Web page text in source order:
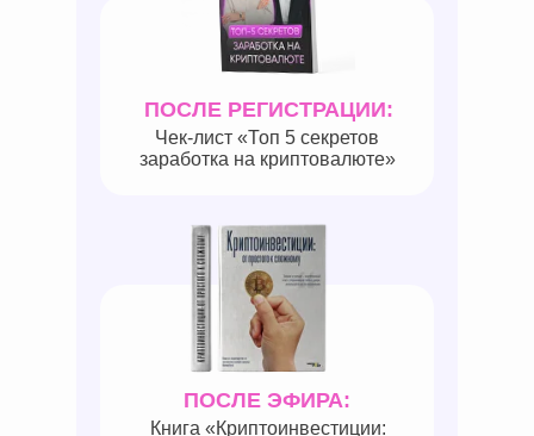
Чек-лист «‎Топ 5 секретов
заработка на криптовалюте»‎
ПОСЛЕ РЕГИСТРАЦИИ:
Книга «Криптоинвестиции:
ПОСЛЕ ЭФИРА: